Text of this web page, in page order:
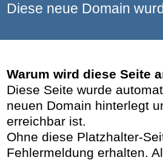
Diese neue Domain
Warum wird diese Seite
Diese Seite wurde
neuen Domain hinterlegt
erreichbar ist.
Ohne diese Platzhalter-
Fehlermeldung erhalten.